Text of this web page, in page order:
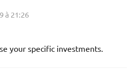
à 21:26
your specific investments.